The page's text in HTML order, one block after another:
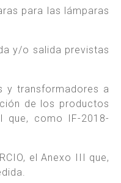
para las lámparas
y/o salida previstas
y transformadores a
de los productos
como IF-2018-
el Anexo III que,